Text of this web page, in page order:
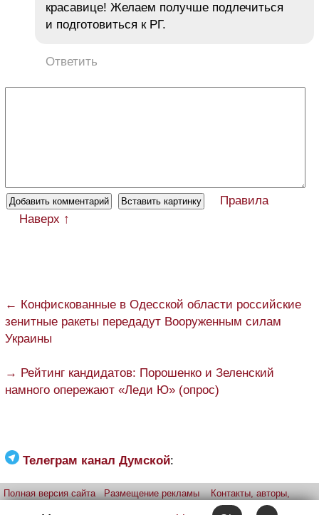
красавице! Желаем получше подлечиться
и подготовиться к РГ.
Ответить
Правила
Наверх ↑
← Конфискованные в Одесской области российские
зенитные ракеты передадут Вооруженным силам
Украины
→ Рейтинг кандидатов: Порошенко и Зеленский
намного опережают «Леди Ю» (опрос)
Телеграм канал Думской:
Полная версия сайта Размещение рекламы
Контакты, авторы,
iPhone